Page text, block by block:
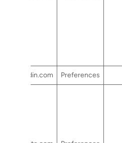
Preferences
linkedin.com